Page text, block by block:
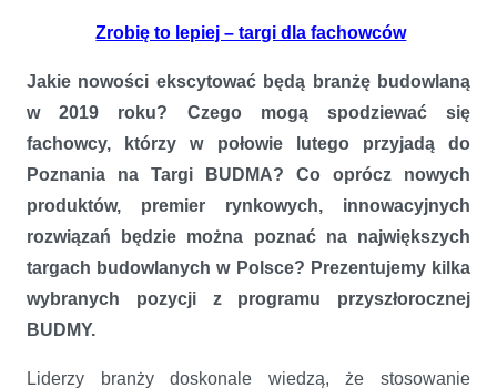
Zrobię to lepiej – targi dla fachowców
Jakie nowości ekscytować będą branżę budowlaną
w 2019 roku? Czego mogą spodziewać się
fachowcy, którzy w połowie lutego przyjadą do
Poznania na Targi BUDMA? Co oprócz nowych
produktów, premier rynkowych, innowacyjnych
rozwiązań będzie można poznać na największych
targach budowlanych w Polsce? Prezentujemy kilka
wybranych pozycji z programu przyszłorocznej
BUDMY.
Liderzy branży doskonale wiedzą, że stosowanie